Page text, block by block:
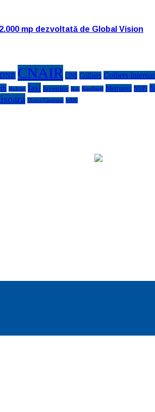
mp dezvoltată de Global Vision
CNAIR CNI Colliers Colliers
Holcim Iasi investitie JLL Kaufland Metrorex NEPI
Victor Căpitanu WDP